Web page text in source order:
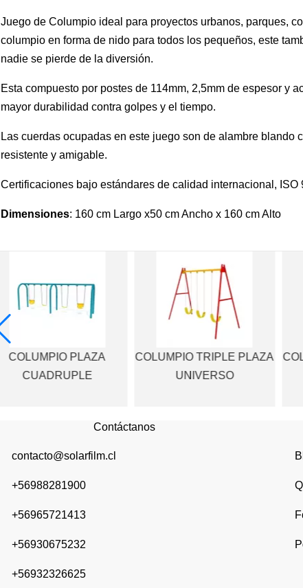
Juego de Columpio ideal para proyectos urbanos, parques,
columpio en forma de nido para todos los pequeños, este
nadie se pierde de la diversión.
Esta compuesto por postes de 114mm, 2,5mm de espesor y
mayor durabilidad contra golpes y el tiempo.
Las cuerdas ocupadas en este juego son de alambre blando
resistente y amigable.
Certificaciones bajo estándares de calidad internacional, ISO
Dimensiones: 160 cm Largo x50 cm Ancho x 160 cm Alto
COLUMPIO PLAZA
CUADRUPLE
COLUMPIO TRIPLE PLAZA
UNIVERSO
Contáctanos
contacto@solarfilm.cl
+56988281900
+56965721413
+56930675232
+56932326625